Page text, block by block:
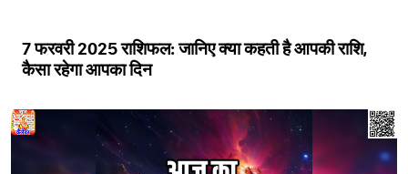
7 फरवरी 2025 राशिफल: जानिए क्या कहती है आपकी राशि,
कैसा रहेगा आपका दिन